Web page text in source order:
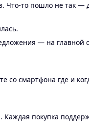
Что-то пошло не так —
— на главной
со смартфона где и
покупка